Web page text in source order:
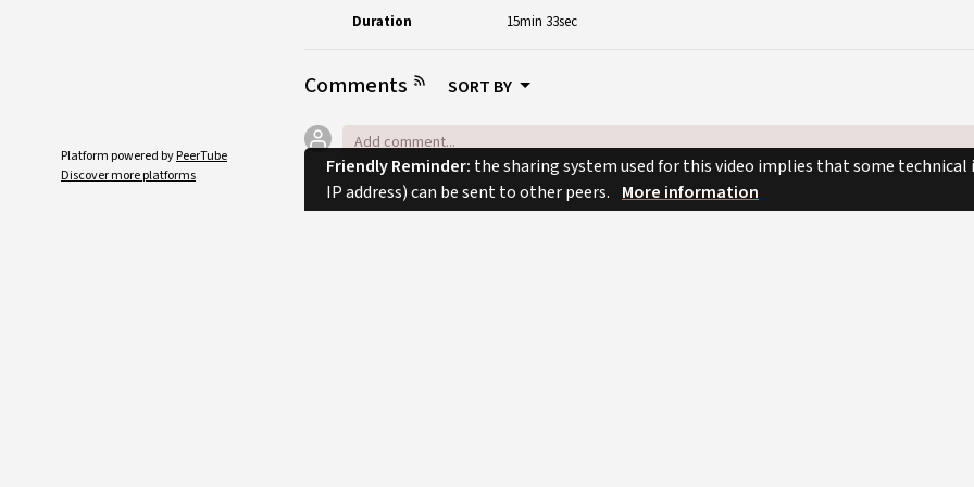
Platform powered byPeerTube
Discover more platforms
Duration
15min 33sec
Comments SORT BY
Friendly Reminder: the sharing system used for this video implies that some
IP address) can be sent to other peers. More information